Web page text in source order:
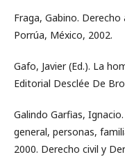
Fraga, Gabino.
Porrúa, México, 2002.
Gafo, Javier (Ed.). La
Editorial Desclée De
Galindo Garfias,
general, personas,
2000. Derecho civil y